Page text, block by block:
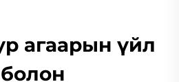
агаарын үйл